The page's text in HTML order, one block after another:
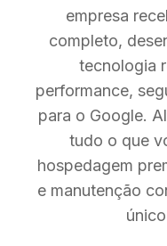
empresa
completo,
tecnologia
performance,
para o Google.
tudo o que
hospedagem
e manutenção